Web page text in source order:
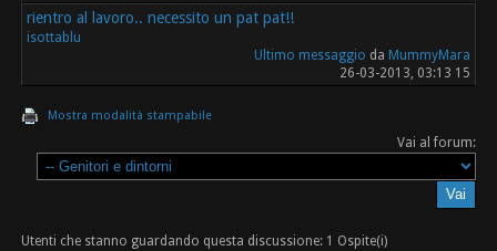
rientro al lavoro.. necessito un pat pat!!
isottablu
Ultimo messaggio da MummyMara
26-03-2013, 03:13 15
Mostra modalità stampabile
Vai al forum:
Utenti che stanno guardando questa discussione: 1 Ospite(i)